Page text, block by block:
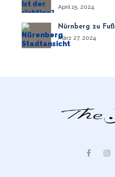
April 15, 2024
Nürnberg zu Fuß
März 27, 2024